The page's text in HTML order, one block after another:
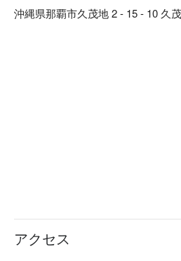
巡ります。
沖縄県那覇市久茂地 2 - 15 - 10 久
アクセス